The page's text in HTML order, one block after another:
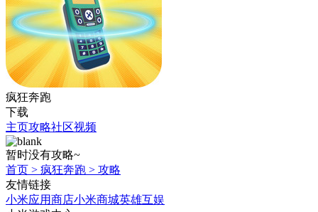
疯狂奔跑
下载
主页攻略社区视频
暂时没有攻略~
首页 > 疯狂奔跑 > 攻略
友情链接
小米应用商店小米商城英雄互娱